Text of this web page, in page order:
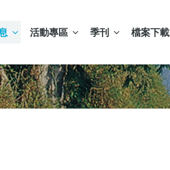
活動專區 季刊 檔案下載